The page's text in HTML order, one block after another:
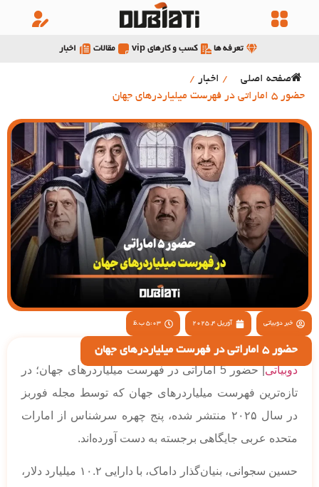
تعرفه ها کسب و کارهای vip مقالات اخبار
صفحه اصلی / اخبار /
حضور 5 اماراتی در فهرست میلیاردرهای جهان
خبر دوبیاتی آوریل 4, 2025 5:03 ب.ظ
حضور 5 اماراتی در فهرست میلیاردرهای جهان
دوبیاتی
| حضور 5 اماراتی در فهرست میلیاردرهای جهان؛ در
تازه‌ترین فهرست میلیاردرهای جهان که توسط مجله فوربز
در سال ۲۰۲۵ منتشر شده، پنج چهره سرشناس از امارات
متحده عربی جایگاهی برجسته به دست آورده‌اند.
حسین سجوانی، بنیان‌گذار داماک، با دارایی ۱۰.۲ میلیارد دلار،